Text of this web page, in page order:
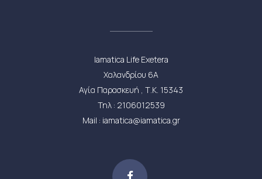
Iamatica Life Exetera
Χαλανδρίου 6Α
Αγία Παρασκευή , Τ.Κ. 15343
Τηλ : 2106012539
Mail : iamatica@iamatica.gr